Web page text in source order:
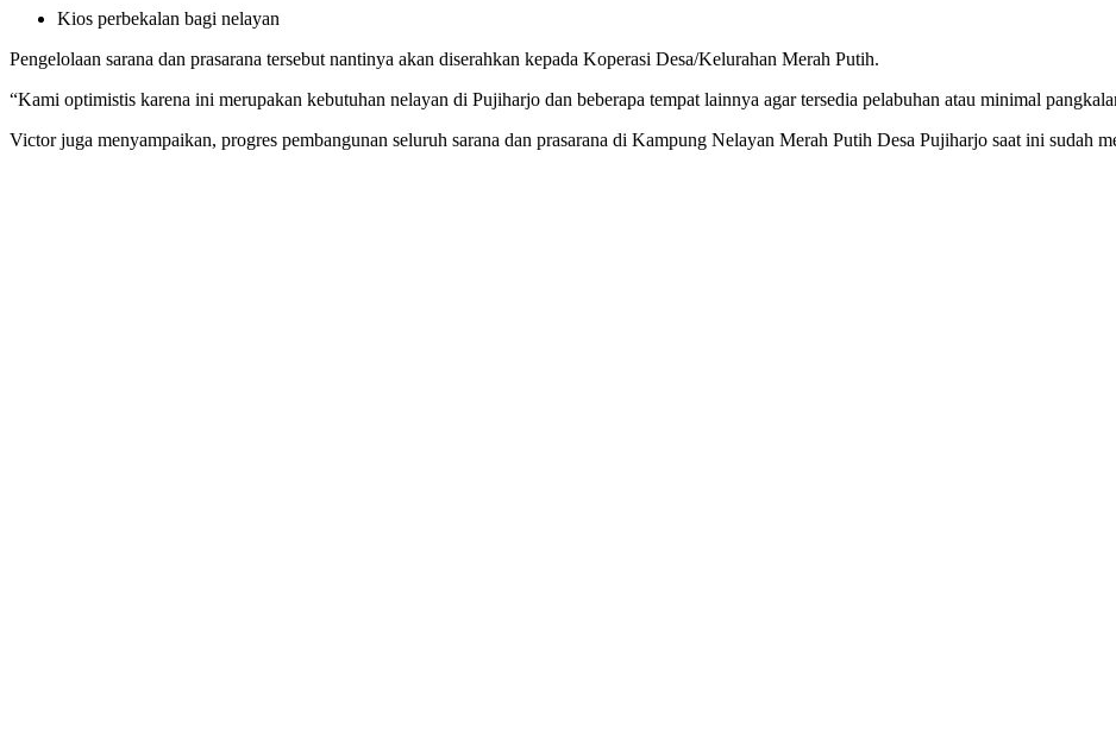
Kios perbekalan bagi nelayan
Pengelolaan sarana dan prasarana tersebut nantinya akan diserahkan kepada Koperasi Desa/Kelurahan Merah Putih.
“Kami optimistis karena ini merupakan kebutuhan nelayan di Pujiharjo dan beberapa tempat lainnya agar tersedia pelabuhan atau minimal
Victor juga menyampaikan, progres pembangunan seluruh sarana dan prasarana di Kampung Nelayan Merah Putih Desa Pujiharjo saat ini sudah